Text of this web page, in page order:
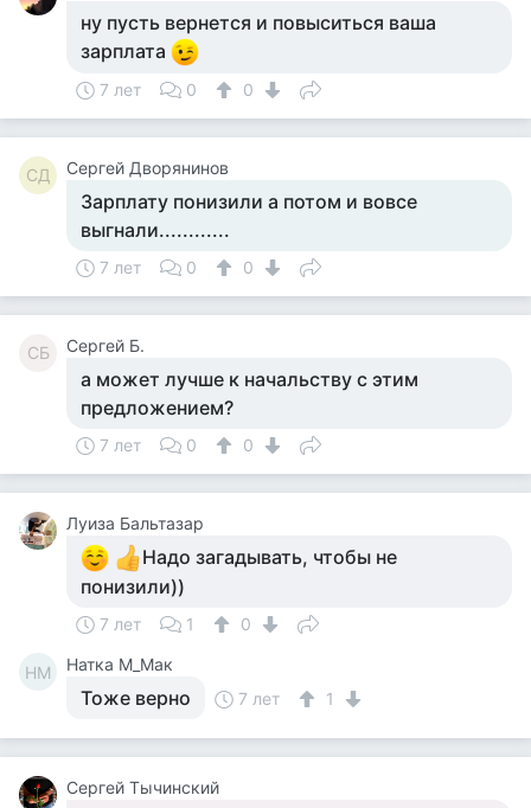
ну пусть вернется и повыситься ваша
зарплата
7 лет 0 0
СД Сергей Дворянинов
Зарплату понизили а потом и вовсе
выгнали............
7 лет 0 0
СБ Сергей Б.
а может лучше к начальству с этим
предложением?
7 лет 0 0
Луиза Бальтазар
Надо загадывать, чтобы не
понизили))
7 лет 1 0
НМ Натка М_Мак
Тоже верно 7 лет 1
Сергей Тычинский